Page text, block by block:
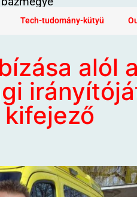
Tech-tudomány-kütyü
alól